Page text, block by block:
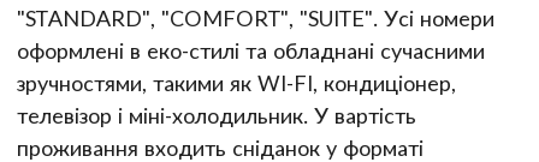
"STANDARD", "COMFORT", "SUITE". Усі номери
оформлені в еко-стилі та обладнані сучасними
зручностями, такими як WI-FI, кондиціонер,
телевізор і міні-холодильник. У вартість
проживання входить сніданок у форматі